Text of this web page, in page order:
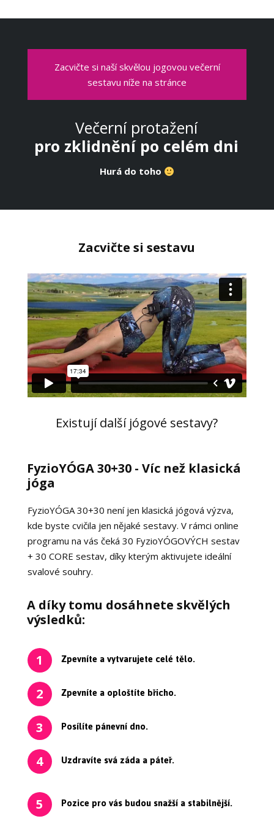
Zacvičte si naší skvělou jogovou večerní
sestavu níže na stránce
Večerní protažení
pro zklidnění po celém dni
Hurá do toho
Zacvičte si sestavu
Existují další jógové sestavy?
FyzioYÓGA 30+30 - Víc než klasická
jóga
FyzioYÓGA 30+30 není jen klasická jógová výzva,
kde byste cvičila jen nějaké sestavy. V rámci online
programu na vás čeká 30 FyzioYÓGOVÝCH sestav
+ 30 CORE sestav, díky kterým aktivujete ideální
svalové souhry.
A díky tomu dosáhnete skvělých
výsledků:
1 Zpevníte a vytvarujete celé tělo.
2 Zpevníte a oploštíte břicho.
3 Posílíte pánevní dno.
4 Uzdravíte svá záda a páteř.
5 Pozice pro vás budou snažší a stabilnější.